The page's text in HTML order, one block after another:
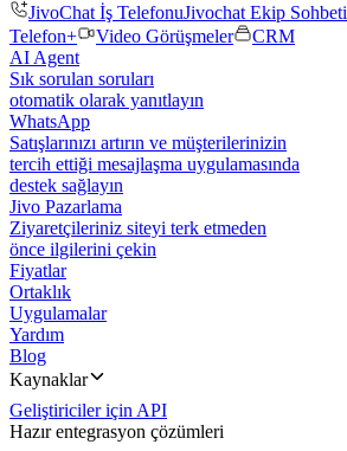
JivoChat İş TelefonuJivochat Ekip Sohbeti
Telefon+
Video Görüşmeler
CRM
AI Agent
Sık sorulan soruları
otomatik olarak yanıtlayın
WhatsApp
Satışlarınızı artırın ve müşterilerinizin
tercih ettiği mesajlaşma uygulamasında
destek sağlayın
Jivo Pazarlama
Ziyaretçileriniz siteyi terk etmeden
önce ilgilerini çekin
Fiyatlar
Ortaklık
Uygulamalar
Yardım
Blog
Kaynaklar
Geliştiriciler için API
Hazır entegrasyon çözümleri